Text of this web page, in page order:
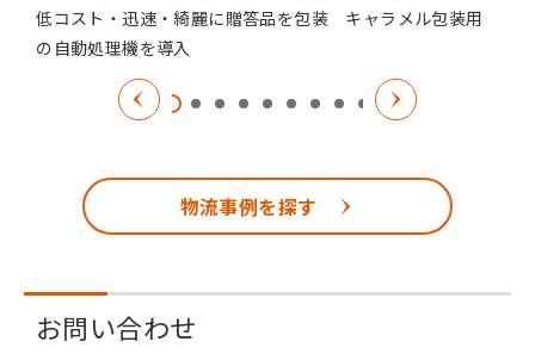
低コスト・迅速・綺麗に贈答品を包装 キャラメル包装用
の自動処理機を導入
物流事例を探す
お問い合わせ